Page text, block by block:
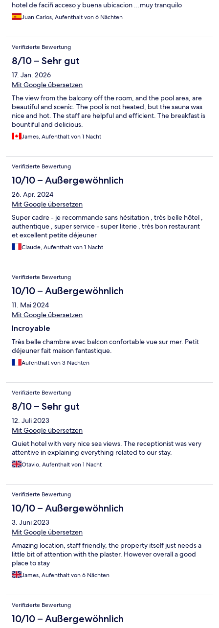
hotel de faciñ acceso y buena ubicacion ...muy tranquilo
Juan Carlos, Aufenthalt von 6 Nächten
Verifizierte Bewertung
8/10 – Sehr gut
17. Jan. 2026
Mit Google übersetzen
The view from the balcony off the room, and the pool area, are
beautiful and scenic. The pool is not heated, but the sauna was
nice and hot. The staff are helpful and efficient. The breakfast is
bountiful and delicious.
James, Aufenthalt von 1 Nacht
Verifizierte Bewertung
10/10 – Außergewöhnlich
26. Apr. 2024
Mit Google übersetzen
Super cadre - je recommande sans hésitation , très belle hôtel ,
authentique , super service - super literie , très bon restaurant
et excellent petite déjeuner
Claude, Aufenthalt von 1 Nacht
Verifizierte Bewertung
10/10 – Außergewöhnlich
11. Mai 2024
Mit Google übersetzen
Incroyable
Très belle chambre avec balcon confortable vue sur mer. Petit
déjeuner fait maison fantastique.
Aufenthalt von 3 Nächten
Verifizierte Bewertung
8/10 – Sehr gut
12. Juli 2023
Mit Google übersetzen
Quiet hotel with very nice sea views. The receptionist was very
attentive in explaining everything related to our stay.
Otavio, Aufenthalt von 1 Nacht
Verifizierte Bewertung
10/10 – Außergewöhnlich
3. Juni 2023
Mit Google übersetzen
Amazing location, staff friendly, the property itself just needs a
little bit of attention with the plaster. However overall a good
place to stay
James, Aufenthalt von 6 Nächten
Verifizierte Bewertung
10/10 – Außergewöhnlich